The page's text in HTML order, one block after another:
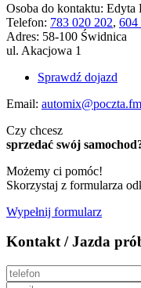
Osoba do kontaktu: Edyta
Telefon: 783 020 202, 604
Adres: 58-100 Świdnica
ul. Akacjowa 1
Sprawdź dojazd
Email: automix@poczta.fm
Czy chcesz
sprzedać swój
Możemy ci pomóc!
Skorzystaj z formularza
Wypełnij formularz
Kontakt / Jazda